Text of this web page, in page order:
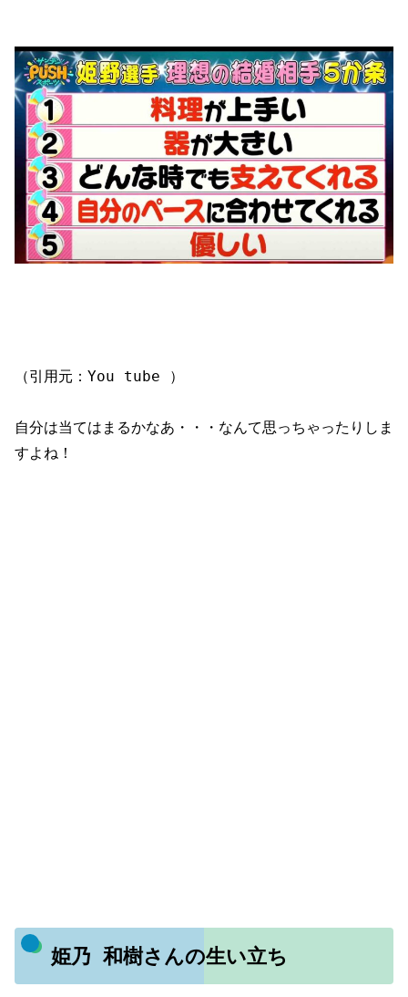
（引用元：You tube ）
自分は当てはまるかなあ・・・なんて思っちゃったりしま
すよね！
姫乃 和樹さんの生い立ち